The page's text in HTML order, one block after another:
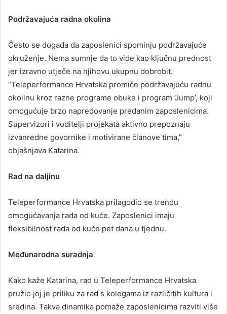
Podržavajuća radna okolina
Često se događa da zaposlenici spominju podržavajuće
okruženje. Nema sumnje da to vide kao ključnu prednost
jer izravno utječe na njihovu ukupnu dobrobit.
“Teleperformance Hrvatska promiče podržavajuću radnu
okolinu kroz razne programe obuke i program ‘Jump’, koji
omogućuje brzo napredovanje predanim zaposlenicima.
Supervizori i voditelji projekata aktivno prepoznaju
izvanredne govornike i motivirane članove tima,”
objašnjava Katarina.
Rad na daljinu
Teleperformance Hrvatska prilagodio se trendu
omogućavanja rada od kuće. Zaposlenici imaju
fleksibilnost rada od kuće pet dana u tjednu.
Međunarodna suradnja
Kako kaže Katarina, rad u Teleperformance Hrvatska
pružio joj je priliku za rad s kolegama iz različitih kultura i
sredina. Takva dinamika pomaže zaposlenicima razviti više